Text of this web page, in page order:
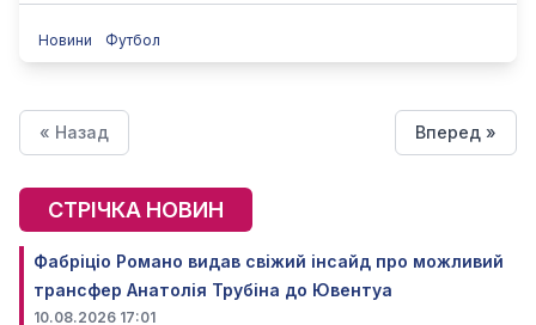
Новини Футбол
« Назад Вперед »
СТРІЧКА НОВИН
Фабріціо Романо видав свіжий інсайд про можливий
трансфер Анатолія Трубіна до Ювентуа
10.08.2026 17:01